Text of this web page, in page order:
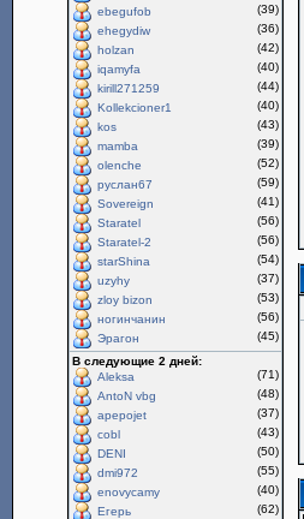
ebegufob
(39)
ehegydiw
(36)
holzan
(42)
iqamyfa
(40)
kirill271259
(44)
Kollekcioner1
(40)
kos
(43)
mamba
(39)
olenche
(52)
руслан67
(59)
Sovereign
(41)
Staratel
(56)
Staratel-2
(56)
starShina
(54)
uzyhy
(37)
zloy bizon
(53)
ногинчанин
(56)
Эрагон
(45)
В следующие 2 дней:
Aleksa
(71)
AntoN vbg
(48)
apepojet
(37)
cobl
(43)
DENI
(50)
dmi972
(55)
enovycamy
(40)
Егерь
(62)